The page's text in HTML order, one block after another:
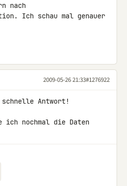
nach
Ich schau mal genauer
2009-05-26 21:33#1276922
Antwort!
ich nochmal die Daten